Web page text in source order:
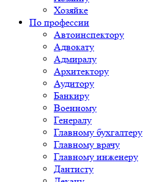
Хозяйке
По профессии
Автоинспектору
Адвокату
Адмиралу
Архитектору
Аудитору
Банкиру
Военному
Генералу
Главному бухгалтеру
Главному врачу
Главному инженеру
Дантисту